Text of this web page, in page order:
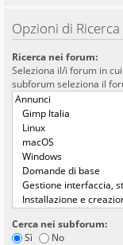
Opzioni di Ricerca
Ricerca nei forum:
Seleziona il/i forum in
subforum seleziona il
Cerca nei subforum:
Sì
No